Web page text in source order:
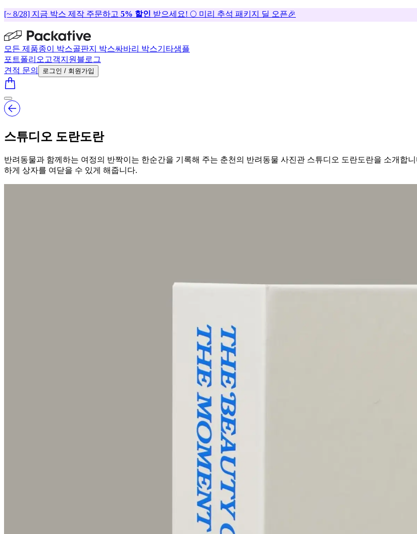
[~ 8/28] 지금 박스 제작 주문하고 5% 할인 받으세요! 🌕 미리 추석 패키지 딜 오픈🎉
모든 제품종이 박스골판지 박스싸바리 박스기타샘플
포트폴리오 고객지원 블로그
견적 문의
로그인 / 회원가입
스튜디오 도란도란
반려동물과 함께하는 여정의 반짝이는 한순간을 기록해 주는 춘천의 반려동물 사진관 스튜디오 도란도란을 소개합
하게 상자를 여닫을 수 있게 해줍니다.